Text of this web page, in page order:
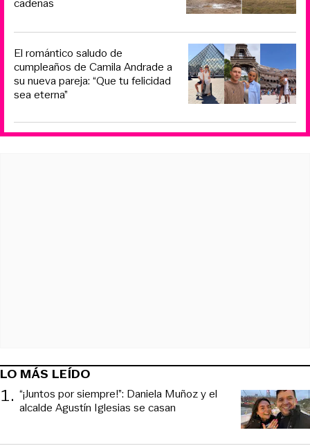
cadenas
El romántico saludo de
cumpleaños de Camila Andrade a
su nueva pareja: “Que tu felicidad
sea eterna”
LO MÁS LEÍDO
1. “¡Juntos por siempre!”: Daniela Muñoz y el
alcalde Agustín Iglesias se casan